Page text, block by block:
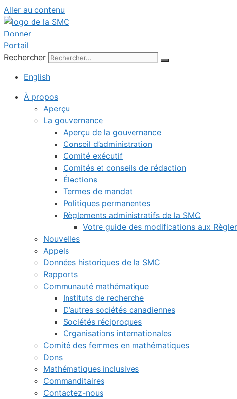
Aller au contenu
Donner
Portail
Rechercher
English
À propos
Aperçu
La gouvernance
Aperçu de la gouvernance
Conseil d’administration
Comité exécutif
Comités et conseils de rédaction
Élections
Termes de mandat
Politiques permanentes
Règlements administratifs de la SMC
Votre guide des modifications aux
Nouvelles
Appels
Données historiques de la SMC
Rapports
Communauté mathématique
Instituts de recherche
D’autres sociétés canadiennes
Sociétés réciproques
Organisations internationales
Comité des femmes en mathématiques
Dons
Mathématiques inclusives
Commanditaires
Contactez-nous